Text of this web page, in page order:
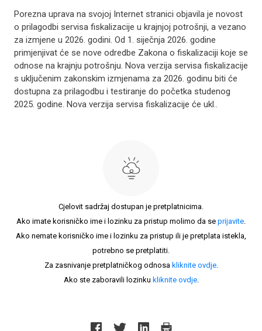
Porezna uprava na svojoj Internet stranici objavila je novost
o prilagodbi servisa fiskalizacije u krajnjoj potrošnji, a vezano
za izmjene u 2026. godini. Od 1. siječnja 2026. godine
primjenjivat će se nove odredbe Zakona o fiskalizaciji koje se
odnose na krajnju potrošnju. Nova verzija servisa fiskalizacije
s uključenim zakonskim izmjenama za 2026. godinu biti će
dostupna za prilagodbu i testiranje do početka studenog
2025. godine. Nova verzija servisa fiskalizacije će ukl..
Cjelovit sadržaj dostupan je pretplatnicima.
Ako imate korisničko ime i lozinku za pristup molimo da se prijavite.
Ako nemate korisničko ime i lozinku za pristup ili je pretplata istekla,
potrebno se pretplatiti.
Za zasnivanje pretplatničkog odnosa kliknite ovdje.
Ako ste zaboravili lozinku kliknite ovdje.